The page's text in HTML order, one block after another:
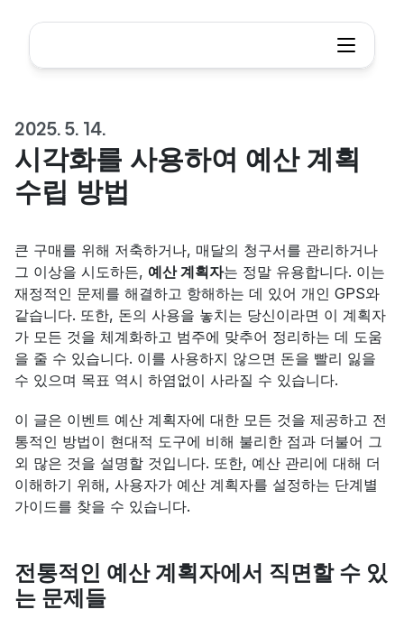
2025. 5. 14.
시각화를 사용하여 예산 계획
수립 방법
큰 구매를 위해 저축하거나, 매달의 청구서를 관리하거나
그 이상을 시도하든, 예산 계획자는 정말 유용합니다. 이는
재정적인 문제를 해결하고 항해하는 데 있어 개인 GPS와
같습니다. 또한, 돈의 사용을 놓치는 당신이라면 이 계획자
가 모든 것을 체계화하고 범주에 맞추어 정리하는 데 도움
을 줄 수 있습니다. 이를 사용하지 않으면 돈을 빨리 잃을
수 있으며 목표 역시 하염없이 사라질 수 있습니다.
이 글은 이벤트 예산 계획자에 대한 모든 것을 제공하고 전
통적인 방법이 현대적 도구에 비해 불리한 점과 더불어 그
외 많은 것을 설명할 것입니다. 또한, 예산 관리에 대해 더
이해하기 위해, 사용자가 예산 계획자를 설정하는 단계별
가이드를 찾을 수 있습니다.
전통적인 예산 계획자에서 직면할 수 있
는 문제들